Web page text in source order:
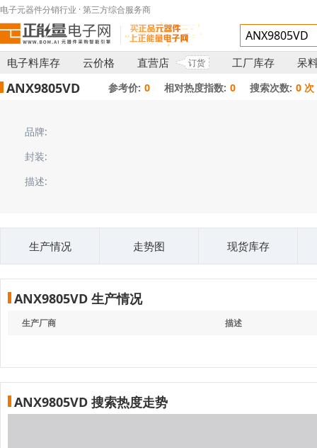
电子元器件分销行业 · 第三方综合服务商
电子料库存 云价格 直营店 订货 工厂库存 呆
ANX9805VD 参考价: 0 相对热度指数: 0 搜索次数: 0 次
品牌:
封装:
描述:
生产情况 走势图 现货库存
ANX9805VD 生产情况
生产厂商 描述
ANX9805VD 搜索热度走势